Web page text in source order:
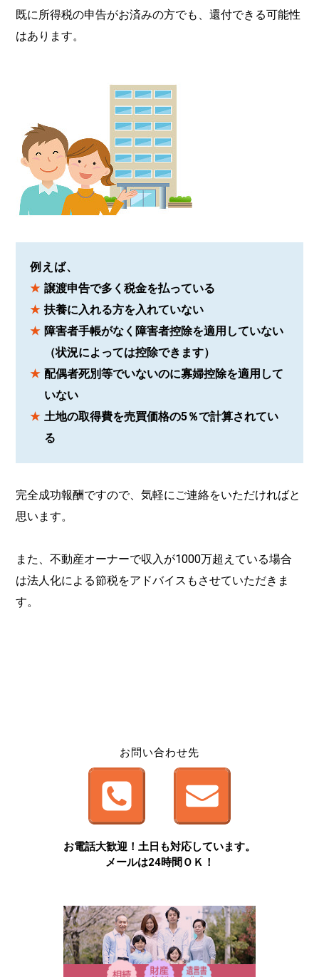
既に所得税の申告がお済みの方でも、還付できる可能性
はあります。
例えば、
譲渡申告で多く税金を払っている
扶養に入れる方を入れていない
障害者手帳がなく障害者控除を適用していない
（状況によっては控除できます）
配偶者死別等でいないのに寡婦控除を適用して
いない
土地の取得費を売買価格の5％で計算されてい
る
完全成功報酬ですので、気軽にご連絡をいただければと
思います。
また、不動産オーナーで収入が1000万超えている場合
は法人化による節税をアドバイスもさせていただきま
す。
お問い合わせ先
お電話大歓迎！土日も対応しています。
メールは24時間ＯＫ！